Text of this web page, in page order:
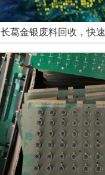
长葛金银废料回收，快